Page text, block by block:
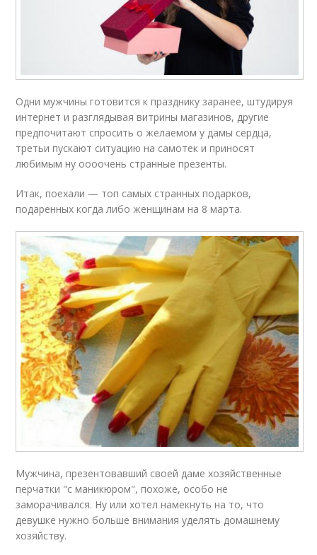
Одни мужчины готовится к празднику заранее, штудируя
интернет и разглядывая витрины магазинов, другие
предпочитают спросить о желаемом у дамы сердца,
третьи пускают ситуацию на самотек и приносят
любимым ну оооочень странные презенты.
Итак, поехали — топ самых странных подарков,
подаренных когда либо женщинам на 8 марта.
Мужчина, презентовавший своей даме хозяйственные
перчатки "с маникюром", похоже, особо не
заморачивался. Ну или хотел намекнуть на то, что
девушке нужно больше внимания уделять домашнему
хозяйству.